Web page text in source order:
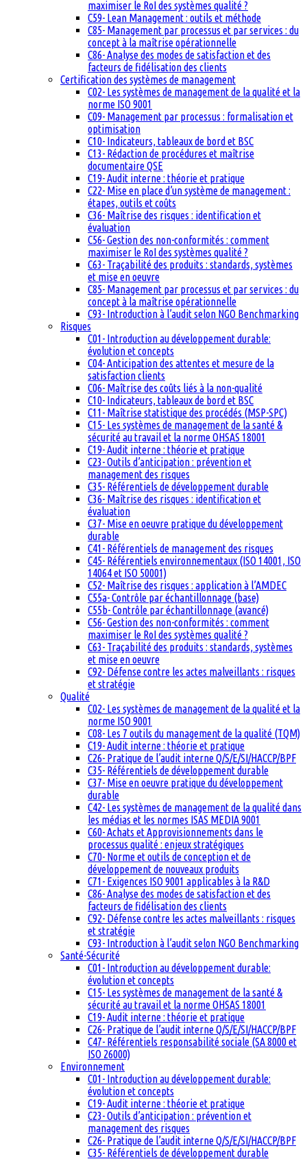
maximiser le RoI des systèmes qualité ?
C59- Lean Management : outils et méthode
C85- Management par processus et par services : du
concept à la maîtrise opérationnelle
C86- Analyse des modes de satisfaction et des
facteurs de fidélisation des clients
Certification des systèmes de management
C02- Les systèmes de management de la qualité et la
norme ISO 9001
C09- Management par processus : formalisation et
optimisation
C10- Indicateurs, tableaux de bord et BSC
C13- Rédaction de procédures et maîtrise
documentaire QSE
C19- Audit interne : théorie et pratique
C22- Mise en place d’un système de management :
étapes, outils et coûts
C36- Maîtrise des risques : identification et
évaluation
C56- Gestion des non-conformités : comment
maximiser le RoI des systèmes qualité ?
C63- Traçabilité des produits : standards, systèmes
et mise en oeuvre
C85- Management par processus et par services : du
concept à la maîtrise opérationnelle
C93- Introduction à l’audit selon NGO Benchmarking
Risques
C01- Introduction au développement durable:
évolution et concepts
C04- Anticipation des attentes et mesure de la
satisfaction clients
C06- Maîtrise des coûts liés à la non-qualité
C10- Indicateurs, tableaux de bord et BSC
C11- Maîtrise statistique des procédés (MSP-SPC)
C15- Les systèmes de management de la santé &
sécurité au travail et la norme OHSAS 18001
C19- Audit interne : théorie et pratique
C23- Outils d’anticipation : prévention et
management des risques
C35- Référentiels de développement durable
C36- Maîtrise des risques : identification et
évaluation
C37- Mise en oeuvre pratique du développement
durable
C41- Référentiels de management des risques
C45- Référentiels environnementaux (ISO 14001, ISO
14064 et ISO 50001)
C52- Maîtrise des risques : application à l’AMDEC
C55a- Contrôle par échantillonnage (base)
C55b- Contrôle par échantillonnage (avancé)
C56- Gestion des non-conformités : comment
maximiser le RoI des systèmes qualité ?
C63- Traçabilité des produits : standards, systèmes
et mise en oeuvre
C92- Défense contre les actes malveillants : risques
et stratégie
Qualité
C02- Les systèmes de management de la qualité et la
norme ISO 9001
C08- Les 7 outils du management de la qualité (TQM)
C19- Audit interne : théorie et pratique
C26- Pratique de l’audit interne Q/S/E/SI/HACCP/BPF
C35- Référentiels de développement durable
C37- Mise en oeuvre pratique du développement
durable
C42- Les systèmes de management de la qualité dans
les médias et les normes ISAS MEDIA 9001
C60- Achats et Approvisionnements dans le
processus qualité : enjeux stratégiques
C70- Norme et outils de conception et de
développement de nouveaux produits
C71- Exigences ISO 9001 applicables à la R&D
C86- Analyse des modes de satisfaction et des
facteurs de fidélisation des clients
C92- Défense contre les actes malveillants : risques
et stratégie
C93- Introduction à l’audit selon NGO Benchmarking
Santé-Sécurité
C01- Introduction au développement durable:
évolution et concepts
C15- Les systèmes de management de la santé &
sécurité au travail et la norme OHSAS 18001
C19- Audit interne : théorie et pratique
C26- Pratique de l’audit interne Q/S/E/SI/HACCP/BPF
C47- Référentiels responsabilité sociale (SA 8000 et
ISO 26000)
Environnement
C01- Introduction au développement durable:
évolution et concepts
C19- Audit interne : théorie et pratique
C23- Outils d’anticipation : prévention et
management des risques
C26- Pratique de l’audit interne Q/S/E/SI/HACCP/BPF
C35- Référentiels de développement durable